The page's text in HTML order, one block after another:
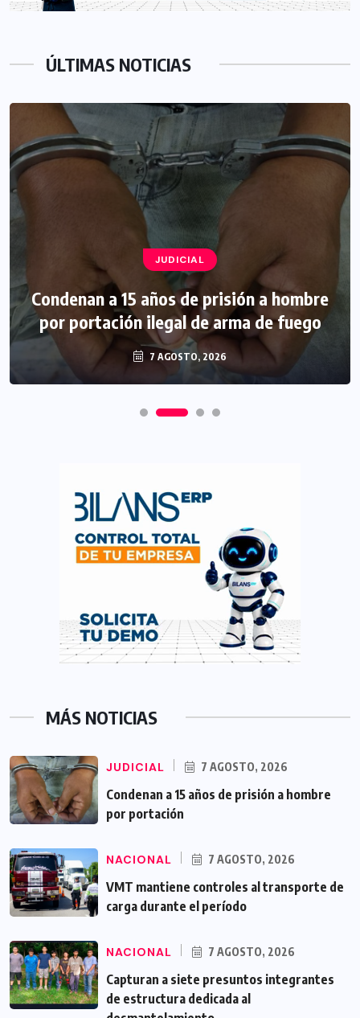
ÚLTIMAS NOTICIAS
JUDICIAL
Condenan a 15 años de prisión a hombre
por portación ilegal de arma de fuego
7 AGOSTO, 2026
MÁS NOTICIAS
JUDICIAL 7 AGOSTO, 2026
Condenan a 15 años de prisión a hombre
por portación
NACIONAL 7 AGOSTO, 2026
VMT mantiene controles al transporte de
carga durante el período
NACIONAL 7 AGOSTO, 2026
Capturan a siete presuntos integrantes
de estructura dedicada al